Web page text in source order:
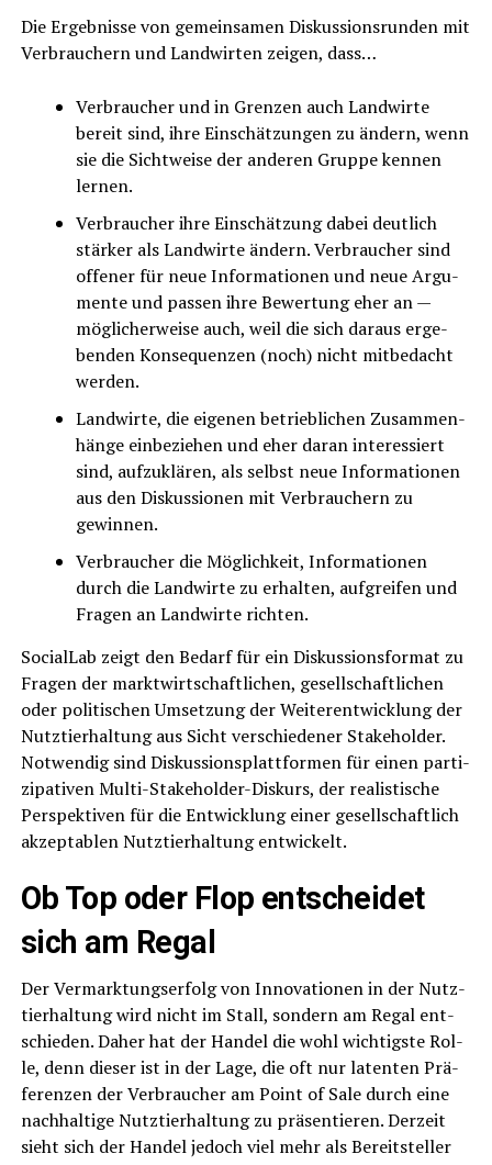
Die Ergeb­nis­se von gemein­sa­men Dis­kus­si­ons­run­den mit
Ver­brau­chern und Land­wir­ten zei­gen, dass…
Ver­brau­cher und in Gren­zen auch Land­wir­te
bereit sind, ihre Ein­schät­zun­gen zu ändern, wenn
sie die Sicht­wei­se der ande­ren Grup­pe ken­nen
lernen.
Ver­brau­cher ihre Ein­schät­zung dabei deut­lich
stär­ker als Land­wir­te ändern. Ver­brau­cher sind
offe­ner für neue Infor­ma­tio­nen und neue Argu­
men­te und pas­sen ihre Bewer­tung eher an —
mög­li­cher­wei­se auch, weil die sich dar­aus erge­
ben­den Kon­se­quen­zen (noch) nicht mit­be­dacht
werden.
Land­wir­te, die eige­nen betrieb­li­chen Zusam­men­
hän­ge ein­be­zie­hen und eher dar­an inter­es­siert
sind, auf­zu­klä­ren, als selbst neue Infor­ma­tio­nen
aus den Dis­kus­sio­nen mit Ver­brau­chern zu
gewinnen.
Ver­brau­cher die Mög­lich­keit, Infor­ma­tio­nen
durch die Land­wir­te zu erhal­ten, auf­grei­fen und
Fra­gen an Land­wir­te richten.
Soci­al­Lab zeigt den Bedarf für ein Dis­kus­si­ons­for­mat zu
Fra­gen der markt­wirt­schaft­li­chen, gesell­schaft­li­chen
oder poli­ti­schen Umset­zung der Wei­ter­ent­wick­lung der
Nutz­tier­hal­tung aus Sicht ver­schie­de­ner Stake­hol­der.
Not­wen­dig sind Dis­kus­si­ons­platt­for­men für einen par­ti­
zi­pa­ti­ven Mul­ti-Stake­hol­der-Dis­kurs, der rea­lis­ti­sche
Per­spek­ti­ven für die Ent­wick­lung einer gesell­schaft­lich
akzep­ta­blen Nutz­tier­hal­tung entwickelt.
Ob Top oder Flop ent­schei­det
sich am Regal
Der Ver­mark­tungs­er­folg von Inno­va­tio­nen in der Nutz­
tier­hal­tung wird nicht im Stall, son­dern am Regal ent­
schie­den. Daher hat der Han­del die wohl wich­tigs­te Rol­
le, denn die­ser ist in der Lage, die oft nur laten­ten Prä­
fe­ren­zen der Ver­brau­cher am Point of Sale durch eine
nach­hal­ti­ge Nutz­tier­hal­tung zu prä­sen­tie­ren. Der­zeit
sieht sich der Han­del jedoch viel mehr als Bereit­stel­ler